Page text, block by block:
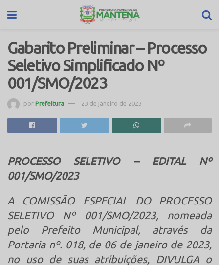
Gabarito Preliminar – Processo
Seletivo Simplificado Nº
001/SMO/2023
por Prefeitura 23 de janeiro de 2023
PROCESSO SELETIVO – EDITAL Nº
001/SMO/2023
A COMISSÃO ESPECIAL DO PROCESSO
SELETIVO Nº 001/SMO/2023, nomeada
pelo Prefeito Municipal, através da
Portaria nº. 018, de 06 de janeiro de 2023,
no uso de suas atribuições, DIVULGA o